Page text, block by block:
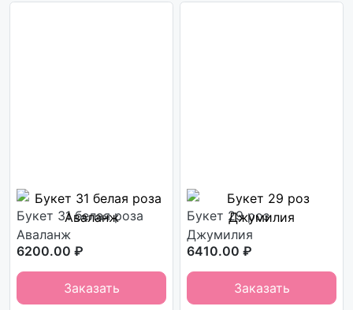
Букет 31 белая роза
Аваланж
6200.00 ₽
Заказать
Букет 29 роз
Джумилия
6410.00 ₽
Заказать